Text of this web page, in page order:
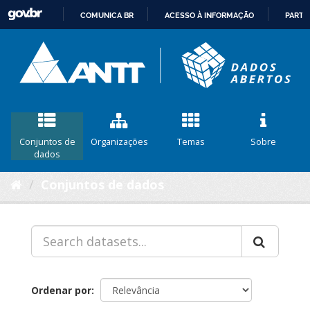
CONTEÚDO
COMUNICA BR ACESSO À INFORMAÇÃO
Conjuntos de
dados
Organizações Temas Sobre
Ordenar por